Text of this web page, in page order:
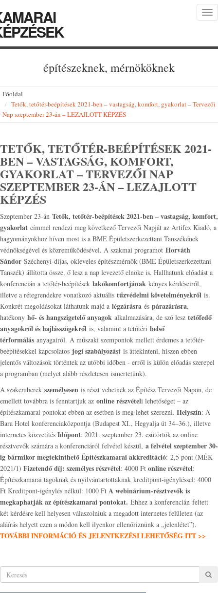
építészeknek, mérnököknek
Főoldal
Tetők, tetőtér-beépítések 2021-ben – vastagság, komfort, gyakorlat – Tervezői
Nap szeptember 23-án – LEZAJLOTT KÉPZÉS
TETŐK, TETŐTÉR-BEÉPÍTÉSEK 2021-
BEN – VASTAGSÁG, KOMFORT,
GYAKORLAT – TERVEZŐI NAP
SZEPTEMBER 23-ÁN – LEZAJLOTT
KÉPZÉS
Szeptember 23-án Tetők, tetőtér-beépítések 2021-ben – vastagság, komfort,
gyakorlat címmel rendezi meg következő Tervezői Napját az Artifex Kiadó, a
hagyományokhoz híven most is a BME Épületszerkezettani Tanszékének
védnökségével és közreműködésével. A szakmai programot Horváth
Sándor Széchenyi-díjas, okleveles építészmérnök (BME Épületszerkezettani
Tanszék) állította össze, ő lesz a nap levezető elnöke is. Hallhatunk előadást a
konferencián a tetőtér-beépítések lakókomfortjának kényes kérdéseiről,
illetve a rétegrendekre vonatkozó aktuális tűzvédelmi követelményekről is.
Konkrét megoldásokat láthatunk majd a légzárásra és párazárásra,
hatékony hő- és hangszigetelő anyagok alkalmazására, de szó lesz tetőfedő
anyagokról és hajlásszögekről is, valamint a tetőtéri belső
térformálás anyagairól. A műszaki szempontok mellett érdemes a tetőtér-
beépítésekkel kapcsolatos jogi szabályozást is áttekinteni, hiszen ebben
jelentős változások történtek az utóbbi időben - erről is külön előadás szerepel
a programban (melyet alább részletesen ismertetünk).
A szakemberek személyesen is részt vehetnek az Építész Tervezői Napon, de
emellett továbbra is fenntartjuk az online részvételi lehetőséget – az
építészkamarai pontokat ebben az esetben is meg lehet szerezni. Helyszín: A
Bara Hotel konferenciaközpontja (Budapest XI., Hegyalja út 34–36.), illetve
internetes közvetítés Időpont: 2021. szeptember 23. csütörtök az online
résztvevők számára a konferenciáról felvétel készül, a felvétel szeptember 30-
ig bármikor megtekinthetőÉpítészkamarai akkreditáció: 2,5 pont (MÉK
2021/1) Fizetendő díj: személyes részvétel: 4000 Ft online részvétel:
Építészkamarai tagoknak és nyilvántartottaknak kreditpont-igényléssel: 4000
Ft Kreditpont-igénylés nélkül: 1000 Ft A webinárium-résztvevők is
megkaphatják az építészkamarai pontokat. Ehhez a konferencián feltett
két kérdésre kell helyesen válaszolniuk a megadott internetes felületen (az
aláírás helyett ezen a módon kell ilyenkor ellenőriznünk a „jelenlétet”).
TOVÁBBI INFORMÁCIÓ ÉS JELENTKEZÉSI LEHETŐSÉG ITT >>